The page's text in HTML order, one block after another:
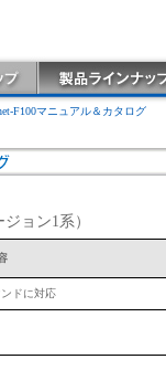
F100マニュアル＆カタログ
ョン1系）
ンドに対応